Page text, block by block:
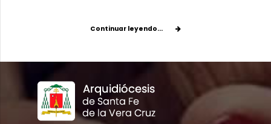
Continuar leyendo...